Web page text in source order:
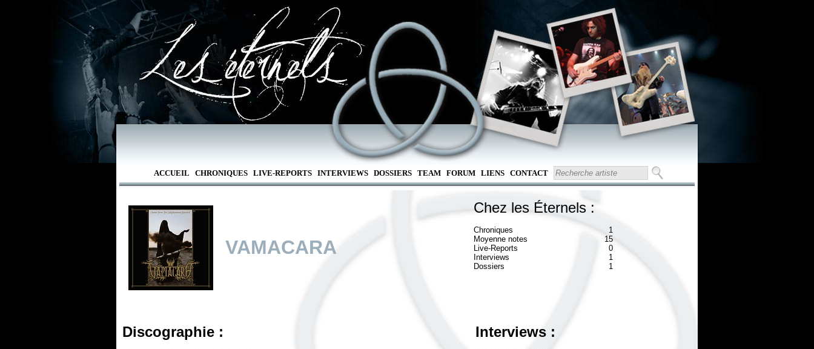
ACCUEIL CHRONIQUES LIVE-REPORTS INTERVIEWS DOSSIERS TEAM FORUM LIENS CONTACT
VAMACARA
Chez les Éternels :
Chroniques
1
Moyenne notes
15
Live-Reports
0
Interviews
1
Dossiers
1
Discographie : Interviews :